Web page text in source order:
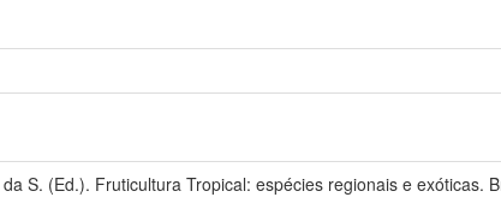
S. (Ed.). Fruticultura Tropical: espécies regionais e exóticas.